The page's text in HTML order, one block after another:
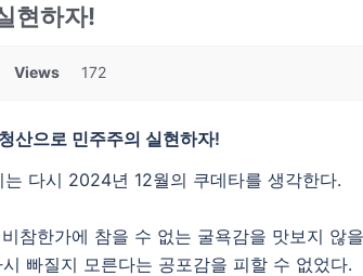
현하자!
Views 172
산으로 민주주의 실현하자!
다시 2024년 12월의 쿠데타를 생각한다.
참한가에 참을 수 없는 굴욕감을 맛보지 않
빠질지 모른다는 공포감을 피할 수 없었다.